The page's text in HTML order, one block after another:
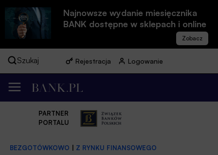
Najnowsze wydanie miesięcznika
BANK dostępne w sklepach i online
Szukaj Rejestracja Logowanie
PARTNER
PORTALU
BEZGOTÓWKOWO Z RYNKU FINANSOWEGO